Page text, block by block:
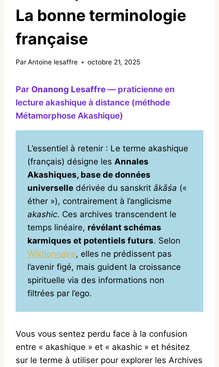
La bonne terminologie
française
ParAntoine lesaffre octobre 21, 2025
Par Onanong Lesaffre — praticienne en
lecture akashique à distance (méthode
Métamorphose Akashique)
L’essentiel à retenir : Le terme akashique
(français) désigne les Annales
Akashiques, base de données
universelle dérivée du sanskrit ākāśa («
éther »), contrairement à l’anglicisme
akashic. Ces archives transcendent le
temps linéaire, révélant schémas
karmiques et potentiels futurs. Selon
Wiktionnaire, elles ne prédissent pas
l’avenir figé, mais guident la croissance
spirituelle via des informations non
filtrées par l’ego.
Vous vous sentez perdu face à la confusion
entre « akashique » et « akashic » et hésitez
sur le terme à utiliser pour explorer les Archives